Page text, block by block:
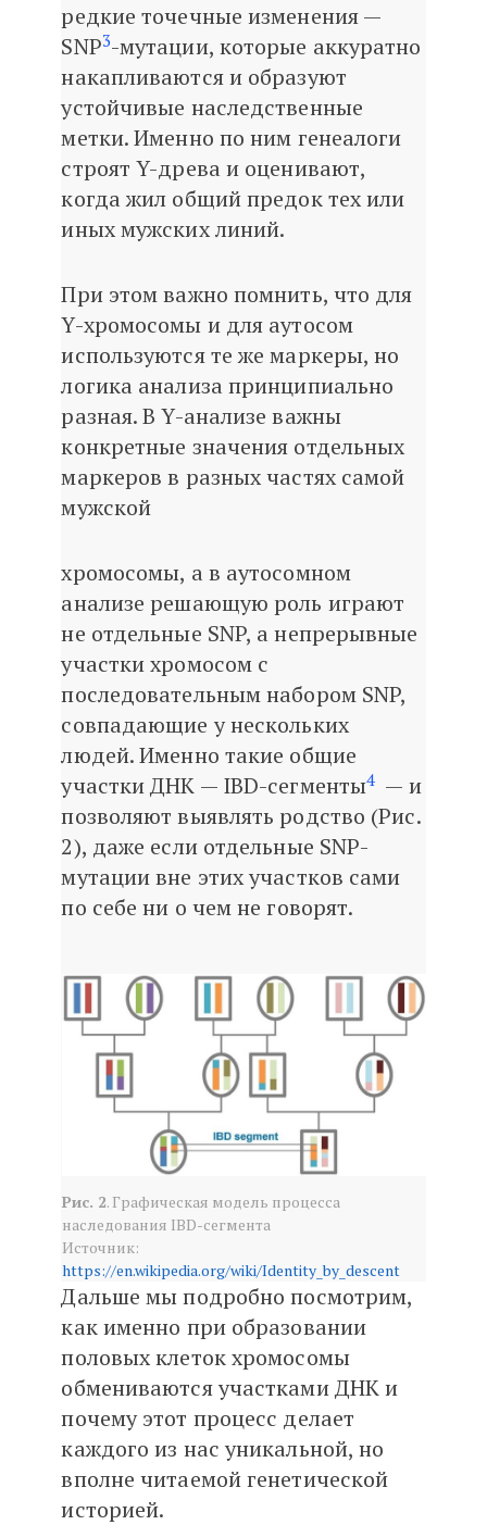
редкие точечные изменения —
SNP3-мутации, которые аккуратно
накапливаются и образуют
устойчивые наследственные
метки. Именно по ним генеалоги
строят Y-древа и оценивают,
когда жил общий предок тех или
иных мужских линий.
При этом важно помнить, что для
Y-хромосомы и для аутосом
используются те же маркеры, но
логика анализа принципиально
разная. В Y-анализе важны
конкретные значения отдельных
маркеров в разных частях самой
мужской
хромосомы, а в аутосомном
анализе решающую роль играют
не отдельные SNP, а непрерывные
участки хромосом с
последовательным набором SNP,
совпадающие у нескольких
людей. Именно такие общие
участки ДНК — IBD-сегменты4 — и
позволяют выявлять родство (Рис.
2), даже если отдельные SNP-
мутации вне этих участков сами
по себе ни о чем не говорят.
Рис. 2. Графическая модель процесса
наследования IBD-сегмента
Источник:
https://en.wikipedia.org/wiki/Identity_by_descent
Дальше мы подробно посмотрим,
как именно при образовании
половых клеток хромосомы
обмениваются участками ДНК и
почему этот процесс делает
каждого из нас уникальной, но
вполне читаемой генетической
историей.